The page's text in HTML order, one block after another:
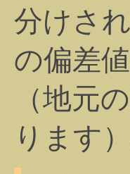
分けさ
の偏差
（地元
ります）